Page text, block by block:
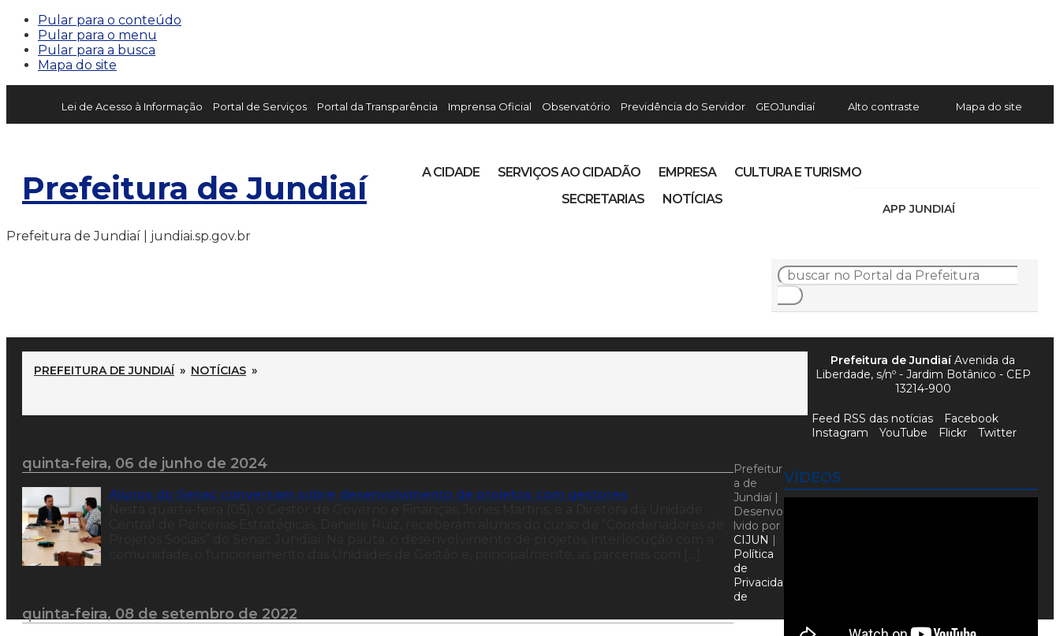
Pular para o conteúdo
Pular para o menu
Pular para a busca
Mapa do site
Lei de Acesso à Informação Portal de Serviços Portal da Transparência Imprensa Oficial Observatório Previdência do Servidor GEOJundiaí Alto contraste Mapa do site
Prefeitura de Jundiaí
APP JUNDIAÍ
A CIDADE SERVIÇOS AO CIDADÃO EMPRESA
CULTURA E TURISMO
SECRETARIAS
NOTÍCIAS
Prefeitura de Jundiaí | jundiai.sp.gov.br
PREFEITURA DE JUNDIAÍ » NOTÍCIAS »
quinta-feira, 06 de junho de 2024
Alunos do Senac conversam sobre desenvolvimento de projetos com gestores
quinta-feira, 08 de setembro de 2022
VÍDEOS
Prefeitura de JundiaíAvenida da
Liberdade, s/nº - Jardim Botânico - CEP
13214-900
Feed RSS das notícias
Facebook
Instagram
YouTube Flickr Twitter
Prefeitur
a de
Jundiaí |
Desenvo
lvido por
CIJUN |
Política
de
Privacida
de